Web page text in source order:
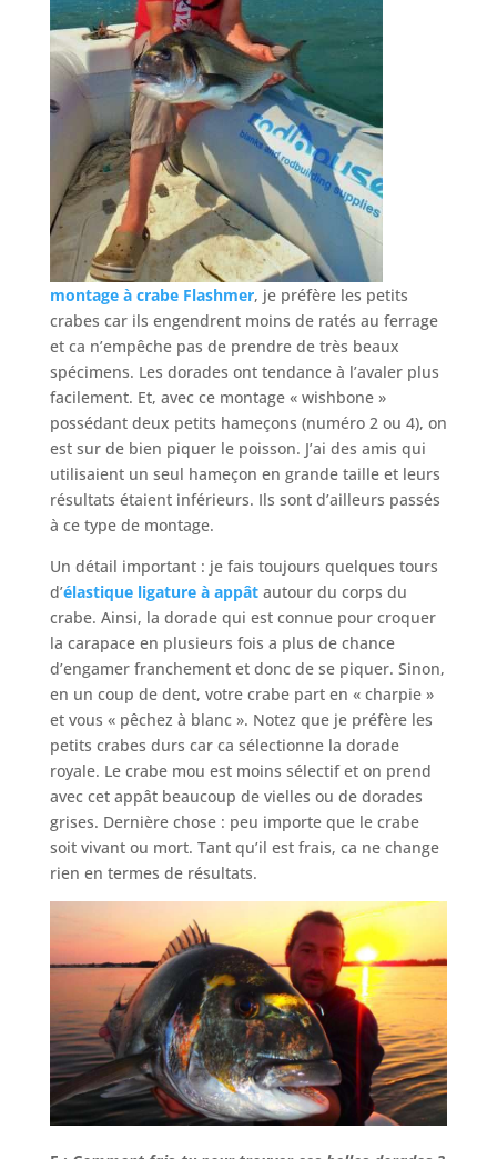
montage à crabe Flashmer, je préfère les petits
crabes car ils engendrent moins de ratés au ferrage
et ca n’empêche pas de prendre de très beaux
spécimens. Les dorades ont tendance à l’avaler plus
facilement. Et, avec ce montage « wishbone »
possédant deux petits hameçons (numéro 2 ou 4), on
est sur de bien piquer le poisson. J’ai des amis qui
utilisaient un seul hameçon en grande taille et leurs
résultats étaient inférieurs. Ils sont d’ailleurs passés
à ce type de montage.
Un détail important : je fais toujours quelques tours
d’élastique ligature à appâtautour du corps du
crabe. Ainsi, la dorade qui est connue pour croquer
la carapace en plusieurs fois a plus de chance
d’engamer franchement et donc de se piquer. Sinon,
en un coup de dent, votre crabe part en « charpie »
et vous « pêchez à blanc ». Notez que je préfère les
petits crabes durs car ca sélectionne la dorade
royale. Le crabe mou est moins sélectif et on prend
avec cet appât beaucoup de vielles ou de dorades
grises. Dernière chose : peu importe que le crabe
soit vivant ou mort. Tant qu’il est frais, ca ne change
rien en termes de résultats.